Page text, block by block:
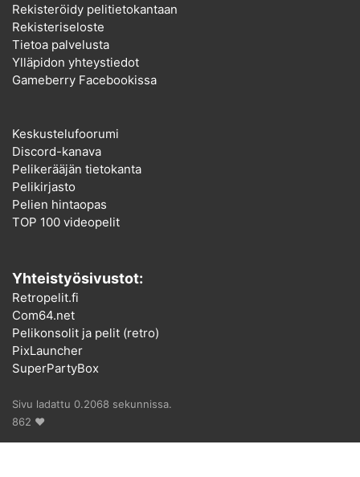
Rekisteröidy pelitietokantaan
Rekisteriseloste
Tietoa palvelusta
Ylläpidon yhteystiedot
Gameberry Facebookissa
Keskustelufoorumi
Discord-kanava
Pelikerääjän tietokanta
Pelikirjasto
Pelien hintaopas
TOP 100 videopelit
Yhteistyösivustot:
Retropelit.fi
Com64.net
Pelikonsolit ja pelit (retro)
PixLauncher
SuperPartyBox
Sivu ladattu 0.2068 sekunnissa.
862 ♥